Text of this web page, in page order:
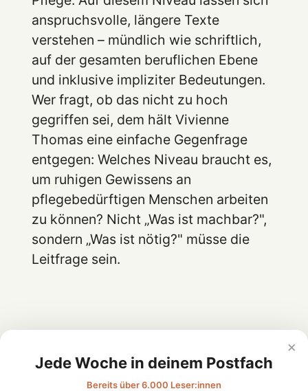
anspruchsvolle, längere Texte
verstehen – mündlich wie schriftlich,
auf der gesamten beruflichen Ebene
und inklusive impliziter Bedeutungen.
Wer fragt, ob das nicht zu hoch
gegriffen sei, dem hält Vivienne
Thomas eine einfache Gegenfrage
entgegen: Welches Niveau braucht es,
um ruhigen Gewissens an
pflegebedürftigen Menschen arbeiten
zu können? Nicht „Was ist machbar?",
sondern „Was ist nötig?" müsse die
Leitfrage sein.
×
Jede Woche in deinem Postfach
Bereits über 6.000 Leser:innen